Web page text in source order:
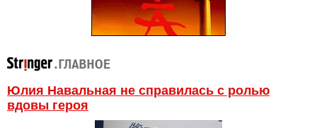
Юлия Навальная не справилась с ролью
вдовы героя